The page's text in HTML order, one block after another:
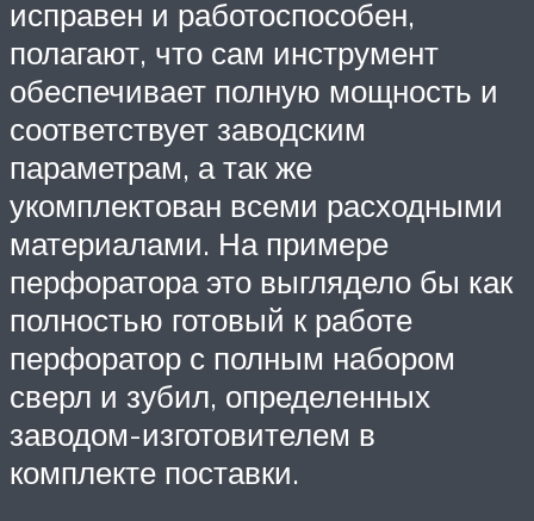
исправен и работоспособен,
полагают, что сам инструмент
обеспечивает полную мощность и
соответствует заводским
параметрам, а так же
укомплектован всеми расходными
материалами. На примере
перфоратора это выглядело бы как
полностью готовый к работе
перфоратор с полным набором
сверл и зубил, определенных
заводом-изготовителем в
комплекте поставки.